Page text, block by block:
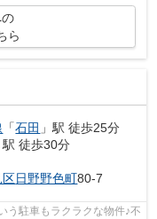
の
ら
「石田 」駅 徒歩25分
駅 徒歩30分
区日野野色町80-7
う駐車もラクラクな物件♪不